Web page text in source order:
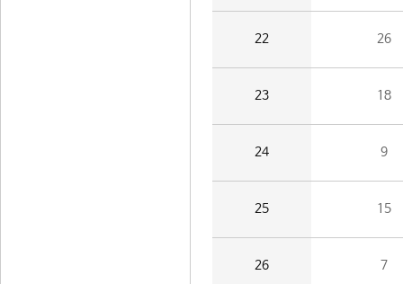
22 26
23 18
24 9
25 15
26 7